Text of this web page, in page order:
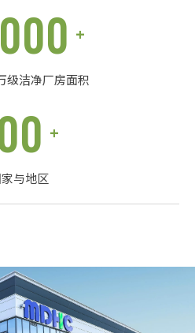
+
级洁净厂房面积
+
与地区